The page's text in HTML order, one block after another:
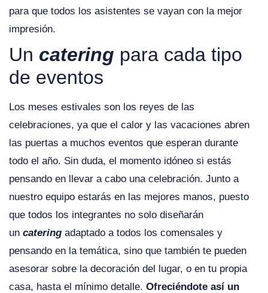
para que todos los asistentes se vayan con la mejor
impresión.
Un catering para cada tipo
de eventos
Los meses estivales son los reyes de las
celebraciones, ya que el calor y las vacaciones abren
las puertas a muchos eventos que esperan durante
todo el año. Sin duda, el momento idóneo si estás
pensando en llevar a cabo una celebración. Junto a
nuestro equipo estarás en las mejores manos, puesto
que todos los integrantes no solo diseñarán
un catering adaptado a todos los comensales y
pensando en la temática, sino que también te pueden
asesorar sobre la decoración del lugar, o en tu propia
casa, hasta el mínimo detalle. Ofreciéndote así un